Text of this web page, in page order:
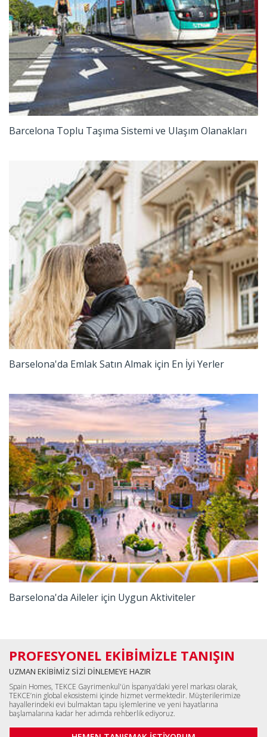
Barcelona Toplu Taşıma Sistemi ve Ulaşım Olanakları
Barselona'da Emlak Satın Almak için En İyi Yerler
Barselona'da Aileler için Uygun Aktiviteler
PROFESYONEL EKİBİMİZLE TANIŞIN
UZMAN EKİBİMİZ SİZİ DİNLEMEYE HAZIR
Spain Homes, TEKCE Gayrimenkul'ün İspanya’daki yerel markası olarak,
TEKCE’nin global ekosistemi içinde hizmet vermektedir. Müşterilerimize
hayallerindeki evi bulmaktan tapu işlemlerine ve yeni hayatlarına
başlamalarına kadar her adımda rehberlik ediyoruz.